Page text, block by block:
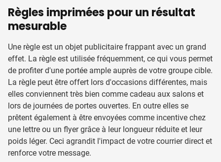
Règles imprimées pour un résultat
mesurable
Une règle est un objet publicitaire frappant avec un grand
effet. La règle est utilisée fréquemment, ce qui vous permet
de profiter d'une portée ample auprès de votre groupe cible.
La règle peut être offert lors d'occasions différentes, mais
elles conviennent très bien comme cadeau aux salons et
lors de journées de portes ouvertes. En outre elles se
prêtent également à être envoyées comme incentive chez
une lettre ou un flyer grâce à leur longueur réduite et leur
poids léger. Ceci agrandit l'impact de votre courrier direct et
renforce votre message.